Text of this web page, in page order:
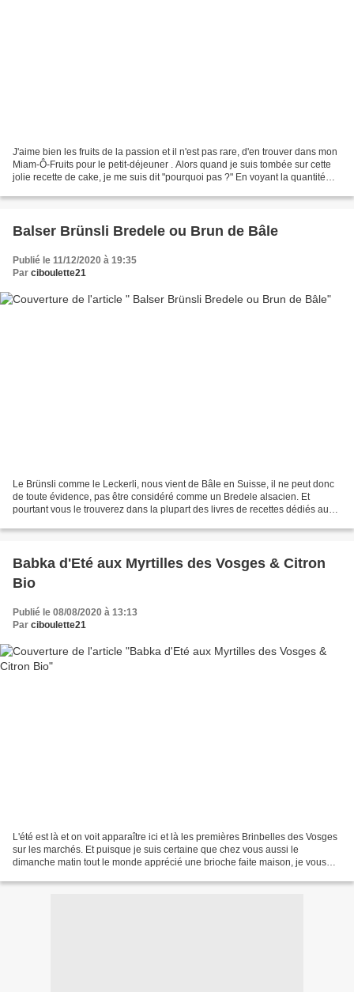
J'aime bien les fruits de la passion et il n'est pas rare, d'en trouver dans mon
Miam-Ô-Fruits pour le petit-déjeuner . Alors quand je suis tombée sur cette
jolie recette de cake, je me suis dit "pourquoi pas ?" En voyant la quantité
Balser Brünsli Bredele ou Brun de Bâle
Publié le 11/12/2020 à 19:35
Par ciboulette21
Le Brünsli comme le Leckerli, nous vient de Bâle en Suisse, il ne peut donc
de toute évidence, pas être considéré comme un Bredele alsacien. Et
pourtant vous le trouverez dans la plupart des livres de recettes dédiés aux
Babka d'Eté aux Myrtilles des Vosges & Citron
Bio
Publié le 08/08/2020 à 13:13
Par ciboulette21
L'été est là et on voit apparaître ici et là les premières Brinbelles des Vosges
sur les marchés. Et puisque je suis certaine que chez vous aussi le
dimanche matin tout le monde apprécié une brioche faite maison, je vous